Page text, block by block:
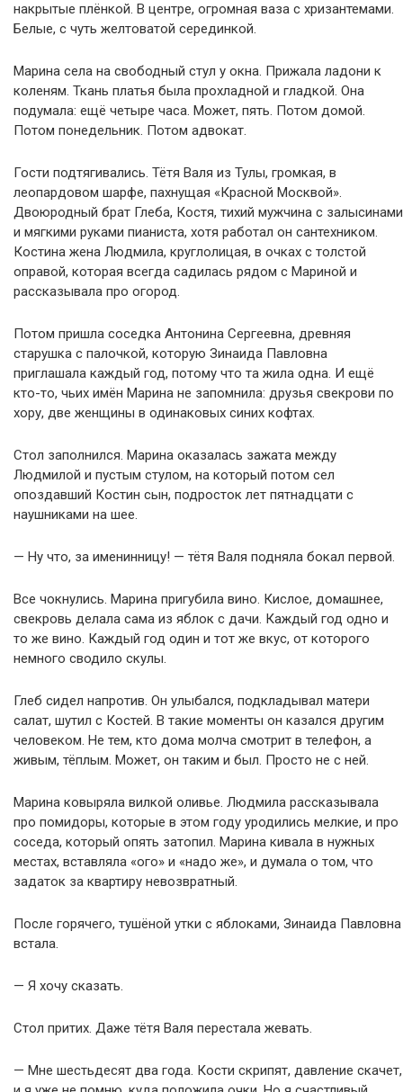
накрытые плёнкой. В центре, огромная ваза с хризантемами.
Белые, с чуть желтоватой серединкой.
Марина села на свободный стул у окна. Прижала ладони к
коленям. Ткань платья была прохладной и гладкой. Она
подумала: ещё четыре часа. Может, пять. Потом домой.
Потом понедельник. Потом адвокат.
Гости подтягивались. Тётя Валя из Тулы, громкая, в
леопардовом шарфе, пахнущая «Красной Москвой».
Двоюродный брат Глеба, Костя, тихий мужчина с залысинами
и мягкими руками пианиста, хотя работал он сантехником.
Костина жена Людмила, круглолицая, в очках с толстой
оправой, которая всегда садилась рядом с Мариной и
рассказывала про огород.
Потом пришла соседка Антонина Сергеевна, древняя
старушка с палочкой, которую Зинаида Павловна
приглашала каждый год, потому что та жила одна. И ещё
кто-то, чьих имён Марина не запомнила: друзья свекрови по
хору, две женщины в одинаковых синих кофтах.
Стол заполнился. Марина оказалась зажата между
Людмилой и пустым стулом, на который потом сел
опоздавший Костин сын, подросток лет пятнадцати с
наушниками на шее.
— Ну что, за именинницу! — тётя Валя подняла бокал первой.
Все чокнулись. Марина пригубила вино. Кислое, домашнее,
свекровь делала сама из яблок с дачи. Каждый год одно и
то же вино. Каждый год один и тот же вкус, от которого
немного сводило скулы.
Глеб сидел напротив. Он улыбался, подкладывал матери
салат, шутил с Костей. В такие моменты он казался другим
человеком. Не тем, кто дома молча смотрит в телефон, а
живым, тёплым. Может, он таким и был. Просто не с ней.
Марина ковыряла вилкой оливье. Людмила рассказывала
про помидоры, которые в этом году уродились мелкие, и про
соседа, который опять затопил. Марина кивала в нужных
местах, вставляла «ого» и «надо же», и думала о том, что
задаток за квартиру невозвратный.
После горячего, тушёной утки с яблоками, Зинаида Павловна
встала.
— Я хочу сказать.
Стол притих. Даже тётя Валя перестала жевать.
— Мне шестьдесят два года. Кости скрипят, давление скачет,